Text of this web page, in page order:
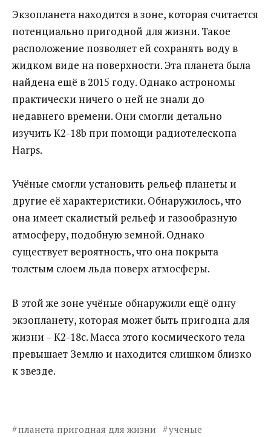
Экзопланета находится в зоне, которая считается
потенциально пригодной для жизни. Такое
расположение позволяет ей сохранять воду в
жидком виде на поверхности. Эта планета была
найдена ещё в 2015 году. Однако астрономы
практически ничего о ней не знали до
недавнего времени. Они смогли детально
изучить K2-18b при помощи радиотелескопа
Harps.
Учёные смогли установить рельеф планеты и
другие её характеристики. Обнаружилось, что
она имеет скалистый рельеф и газообразную
атмосферу, подобную земной. Однако
существует вероятность, что она покрыта
толстым слоем льда поверх атмосферы.
В этой же зоне учёные обнаружили ещё одну
экзопланету, которая может быть пригодна для
жизни – K2-18с. Масса этого космического тела
превышает Землю и находится слишком близко
к звезде.
планета пригодная для жизни
ученые